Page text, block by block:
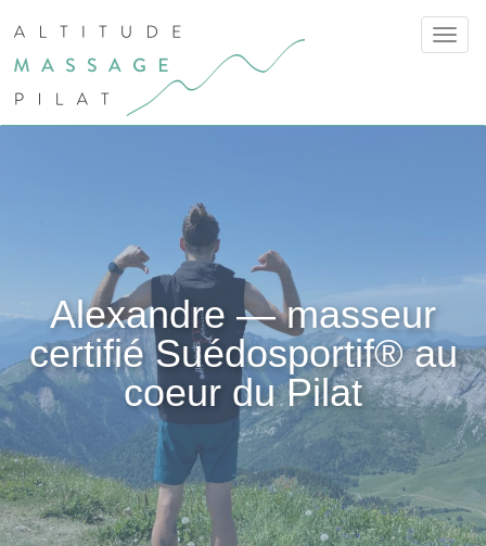
Alexandre — masseur
certifié Suédosportif® au
coeur du Pilat